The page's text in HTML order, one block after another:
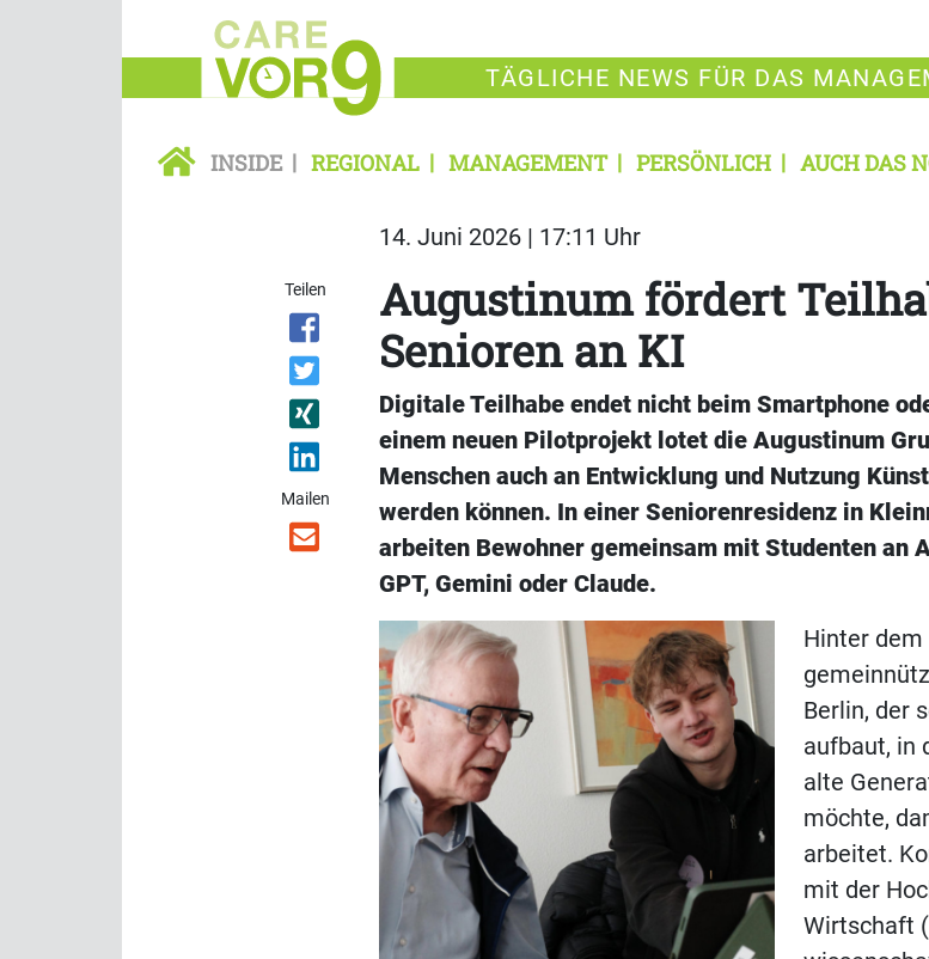
TÄGLICHE NEWS FÜR DAS
INSIDE REGIONAL MANAGEMENT PERSÖNLICH AUCH DAS
14. Juni 2026 | 17:11 Uhr
Teilen
Mailen
Augustinum fördert
Senioren an KI
Digitale Teilhabe endet nicht beim Smartphone
einem neuen Pilotprojekt lotet die Augustinum
Menschen auch an Entwicklung und Nutzung
werden können. In einer Seniorenresidenz in
arbeiten Bewohner gemeinsam mit Studenten an
GPT, Gemini oder Claude.
Hinter
Berlin, der
aufbaut, in
alte
möchte,
arbeitet.
mit der
Wirtschaft